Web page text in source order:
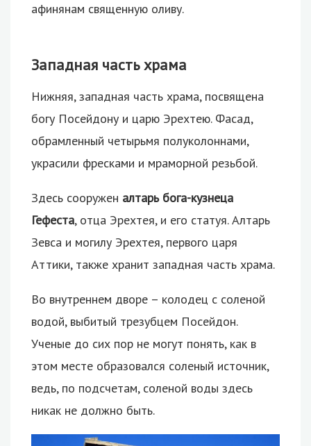
афинянам священную оливу.
Западная часть храма
Нижняя, западная часть храма, посвящена
богу Посейдону и царю Эрехтею. Фасад,
обрамленный четырьмя полуколоннами,
украсили фресками и мраморной резьбой.
Здесь сооружен алтарь бога-кузнеца
Гефеста, отца Эрехтея, и его статуя. Алтарь
Зевса и могилу Эрехтея, первого царя
Аттики, также хранит западная часть храма.
Во внутреннем дворе – колодец с соленой
водой, выбитый трезубцем Посейдон.
Ученые до сих пор не могут понять, как в
этом месте образовался соленый источник,
ведь, по подсчетам, соленой воды здесь
никак не должно быть.